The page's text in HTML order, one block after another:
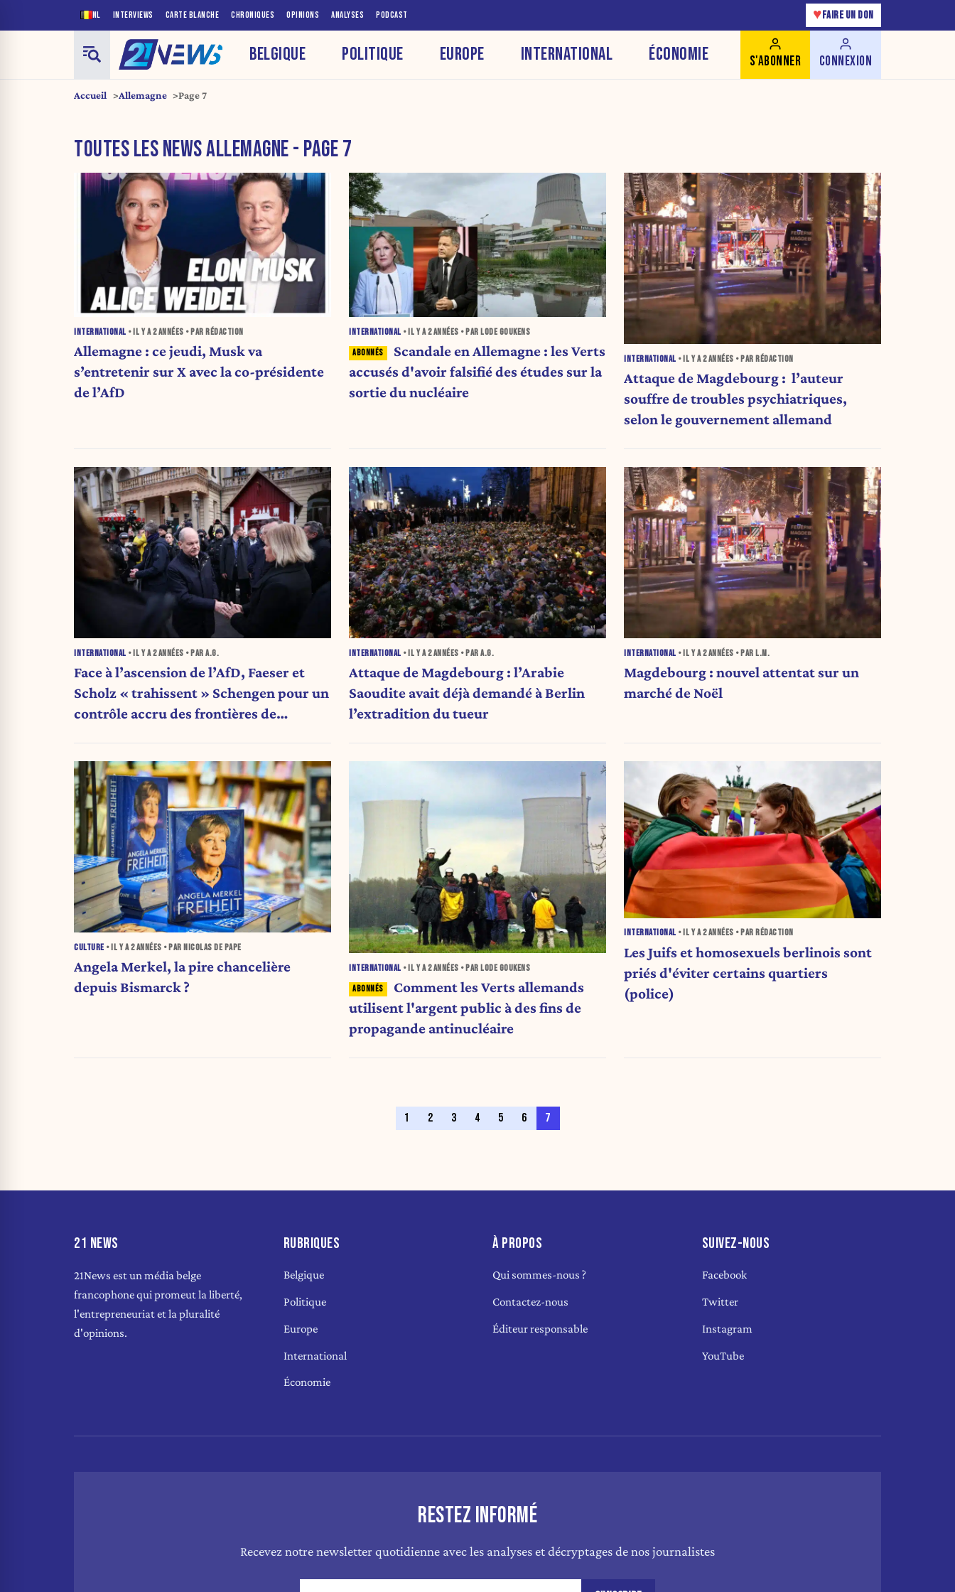
NL INTERVIEWS CARTE BLANCHE CHRONIQUES OPINIONS ANALYSES PODCAST ♥ FAIRE UN DON
BELGIQUE POLITIQUE EUROPE INTERNATIONAL ÉCONOMIE S'ABONNER CONNEXION
Accueil Allemagne Page 7
TOUTES LES NEWS ALLEMAGNE - PAGE 7
INTERNATIONAL • IL Y A2 ANNÉES • PAR RÉDACTION
Allemagne : ce jeudi, Musk va
s’entretenir sur X avec la co-présidente
de l’AfD
INTERNATIONAL • IL Y A2 ANNÉES • PAR LODE GOUKENS
Scandale en Allemagne : les Verts
accusés d'avoir falsifié des études sur la
sortie du nucléaire
INTERNATIONAL • IL Y A2 ANNÉES • PAR RÉDACTION
Attaque de Magdebourg : l’auteur
souffre de troubles psychiatriques,
selon le gouvernement allemand
INTERNATIONAL • IL Y A2 ANNÉES • PAR A.G.
Face à l’ascension de l’AfD, Faeser et
Scholz « trahissent » Schengen pour un
contrôle accru des frontières de
INTERNATIONAL • IL Y A2 ANNÉES • PAR A.G.
Attaque de Magdebourg : l’Arabie
Saoudite avait déjà demandé à Berlin
l’extradition du tueur
INTERNATIONAL • IL Y A2 ANNÉES • PAR L.M.
Magdebourg : nouvel attentat sur un
marché de Noël
CULTURE • IL Y A2 ANNÉES • PAR NICOLAS DE PAPE
Angela Merkel, la pire chancelière
depuis Bismarck ?
INTERNATIONAL • IL Y A2 ANNÉES • PAR LODE GOUKENS
Comment les Verts allemands
utilisent l'argent public à des fins de
propagande antinucléaire
INTERNATIONAL • IL Y A2 ANNÉES • PAR RÉDACTION
Les Juifs et homosexuels berlinois sont
priés d'éviter certains quartiers
(police)
1 2 3 4 5 6 7
21 NEWS
21News est un média belge
francophone qui promeut la liberté,
l'entrepreneuriat et la pluralité
d'opinions.
RUBRIQUES
Belgique
Politique
Europe
International
Économie
À PROPOS
Qui sommes-nous ?
Contactez-nous
Éditeur responsable
SUIVEZ-NOUS
Facebook
Twitter
Instagram
YouTube
RESTEZ INFORMÉ
Recevez notre newsletter quotidienne avec les analyses et décryptages de nos journalistes